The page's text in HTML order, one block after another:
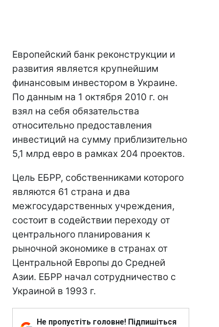
Европейский банк реконструкции и
развития является крупнейшим
финансовым инвестором в Украине.
По данным на 1 октября 2010 г. он
взял на себя обязательства
относительно предоставления
инвестиций на сумму приблизительно
5,1 млрд евро в рамках 204 проектов.
Цель ЕБРР, собственниками которого
являются 61 страна и два
межгосударственных учреждения,
состоит в содействии переходу от
центрального планирования к
рыночной экономике в странах от
Центральной Европы до Средней
Азии. ЕБРР начал сотрудничество с
Украиной в 1993 г.
Не пропустіть головне! Підпишіться